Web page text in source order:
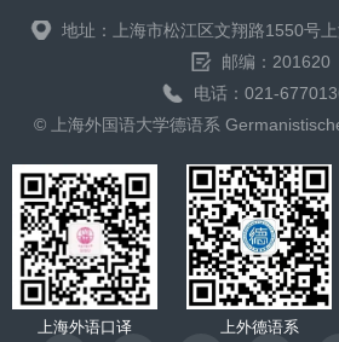
地址：上海市松江区文翔路1550号
邮编：201620
电话：021-
© 上海外国语大学德语系
上海外语口译 上外德语系